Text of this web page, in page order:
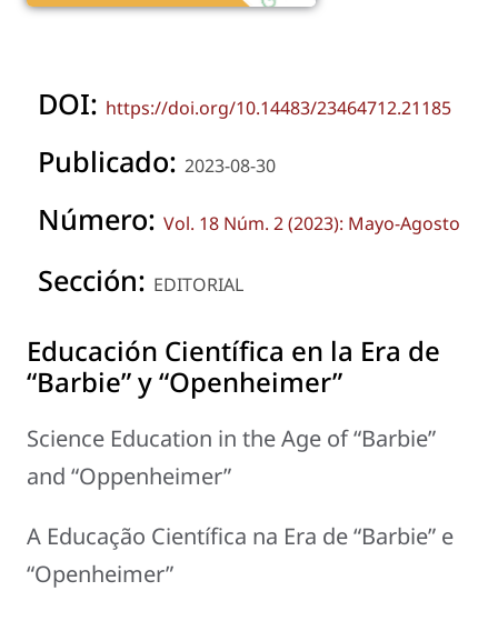
DOI: https://doi.org/10.14483/23464712.21185
Publicado: 2023-08-30
Número: Vol. 18 Núm. 2 (2023): Mayo-Agosto
Sección: EDITORIAL
Educación Científica en la Era de
“Barbie” y “Openheimer”
Science Education in the Age of “Barbie”
and “Oppenheimer”
A Educação Científica na Era de “Barbie” e
“Openheimer”